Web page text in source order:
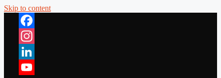
Skip to content
Facebook
Instagram
LinkedIn